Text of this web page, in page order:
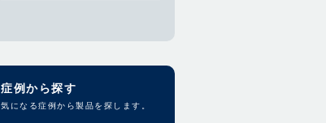
症例から探す
気になる症例から製品を探します。